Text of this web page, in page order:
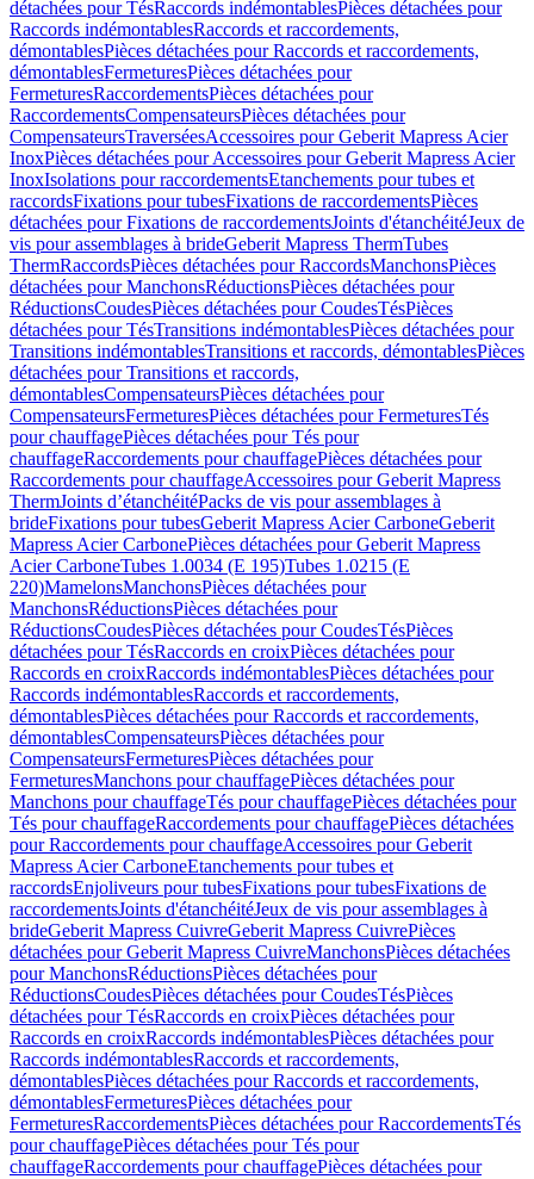
détachées pour TésRaccords indémontablesPièces détachées pour
Raccords indémontablesRaccords et raccordements,
démontablesPièces détachées pour Raccords et raccordements,
démontablesFermeturesPièces détachées pour
FermeturesRaccordementsPièces détachées pour
RaccordementsCompensateursPièces détachées pour
CompensateursTraverséesAccessoires pour Geberit Mapress Acier
InoxPièces détachées pour Accessoires pour Geberit Mapress Acier
InoxIsolations pour raccordementsEtanchements pour tubes et
raccordsFixations pour tubesFixations de raccordementsPièces
détachées pour Fixations de raccordementsJoints d'étanchéitéJeux de
vis pour assemblages à brideGeberit Mapress ThermTubes
ThermRaccordsPièces détachées pour RaccordsManchonsPièces
détachées pour ManchonsRéductionsPièces détachées pour
RéductionsCoudesPièces détachées pour CoudesTésPièces
détachées pour TésTransitions indémontablesPièces détachées pour
Transitions indémontablesTransitions et raccords, démontablesPièces
détachées pour Transitions et raccords,
démontablesCompensateursPièces détachées pour
CompensateursFermeturesPièces détachées pour FermeturesTés
pour chauffagePièces détachées pour Tés pour
chauffageRaccordements pour chauffagePièces détachées pour
Raccordements pour chauffageAccessoires pour Geberit Mapress
ThermJoints d’étanchéitéPacks de vis pour assemblages à
brideFixations pour tubesGeberit Mapress Acier CarboneGeberit
Mapress Acier CarbonePièces détachées pour Geberit Mapress
Acier CarboneTubes 1.0034 (E 195)Tubes 1.0215 (E
220)MamelonsManchonsPièces détachées pour
ManchonsRéductionsPièces détachées pour
RéductionsCoudesPièces détachées pour CoudesTésPièces
détachées pour TésRaccords en croixPièces détachées pour
Raccords en croixRaccords indémontablesPièces détachées pour
Raccords indémontablesRaccords et raccordements,
démontablesPièces détachées pour Raccords et raccordements,
démontablesCompensateursPièces détachées pour
CompensateursFermeturesPièces détachées pour
FermeturesManchons pour chauffagePièces détachées pour
Manchons pour chauffageTés pour chauffagePièces détachées pour
Tés pour chauffageRaccordements pour chauffagePièces détachées
pour Raccordements pour chauffageAccessoires pour Geberit
Mapress Acier CarboneEtanchements pour tubes et
raccordsEnjoliveurs pour tubesFixations pour tubesFixations de
raccordementsJoints d'étanchéitéJeux de vis pour assemblages à
brideGeberit Mapress CuivreGeberit Mapress CuivrePièces
détachées pour Geberit Mapress CuivreManchonsPièces détachées
pour ManchonsRéductionsPièces détachées pour
RéductionsCoudesPièces détachées pour CoudesTésPièces
détachées pour TésRaccords en croixPièces détachées pour
Raccords en croixRaccords indémontablesPièces détachées pour
Raccords indémontablesRaccords et raccordements,
démontablesPièces détachées pour Raccords et raccordements,
démontablesFermeturesPièces détachées pour
FermeturesRaccordementsPièces détachées pour RaccordementsTés
pour chauffagePièces détachées pour Tés pour
chauffageRaccordements pour chauffagePièces détachées pour